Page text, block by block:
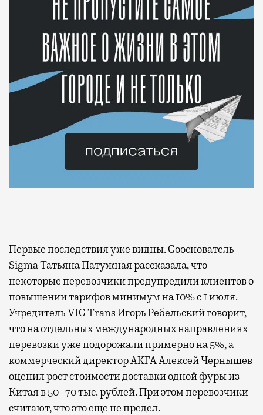
Первые последствия уже видны. Сооснователь
Sigma Татьяна Патужная рассказала, что
некоторые перевозчики предупредили клиентов о
повышении тарифов минимум на 10% с 1 июля.
Учредитель VIG Trans Игорь Ребельский говорит,
что на отдельных международных направлениях
перевозки уже подорожали примерно на 5%, а
коммерческий директор AKFA Алексей Чернышев
оценил рост стоимости доставки одной фуры из
Китая в 50–70 тыс. рублей. При этом перевозчики
считают, что это еще не предел.